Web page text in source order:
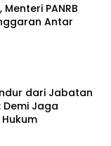
PANRB
Antar
dari Jabatan
Demi Jaga